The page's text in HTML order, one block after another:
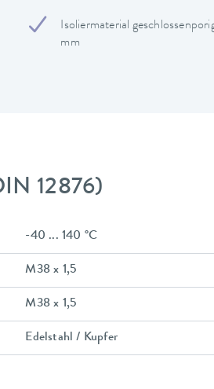
Isoliermaterial
mm
12876)
-40 ... 140 °C
M38 x 1,5
M38 x 1,5
Edelstahl / Kupfer